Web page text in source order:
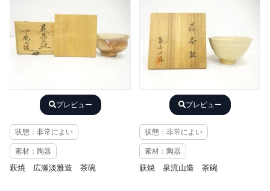
プレビュー
状態：非常によい
素材：陶器
萩焼 広瀬淡雅造 茶碗
プレビュー
状態：非常によい
素材：陶器
萩焼 泉流山造 茶碗